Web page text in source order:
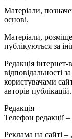
Матеріали,
основі.
Матеріали,
публікуються за
Редакція
відповідальності
користувачами
авторів публікацій.
Редакція –
Телефон редакції –
Реклама на сайті – ,